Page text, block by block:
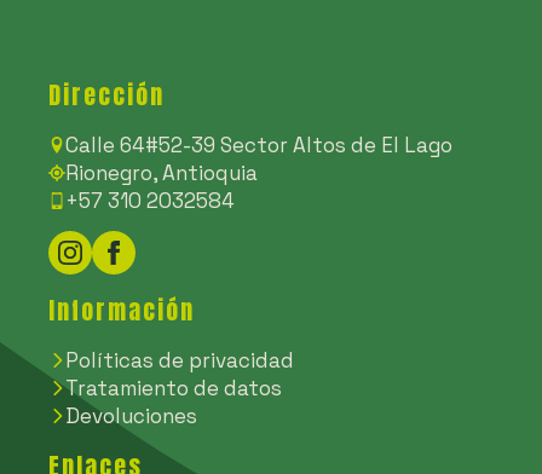
Dirección
Calle 64#52-39 Sector Altos de El Lago
Rionegro, Antioquia
+57 310 2032584
Información
Políticas de privacidad
Tratamiento de datos
Devoluciones
Enlaces